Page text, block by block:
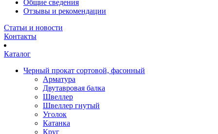
Общие сведения
Отзывы и рекомендации
Статьи и новости
Контакты
Каталог
Черный прокат сортовой, фасонный
Арматура
Двутавровая балка
Швеллер
Швеллер гнутый
Уголок
Катанка
Круг